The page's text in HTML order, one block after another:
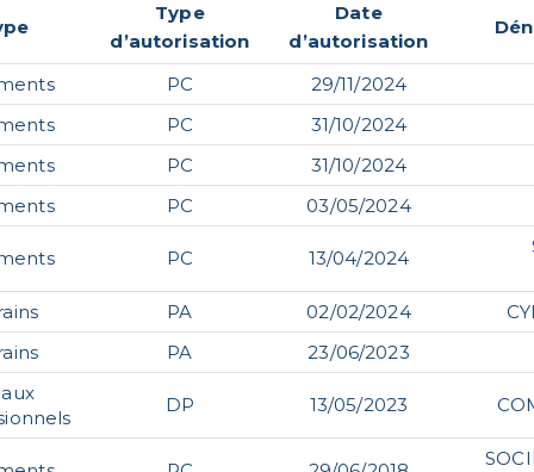
Type
d’autorisation
Date
d’autorisation
PC
29/11/2024
PC
31/10/2024
PC
31/10/2024
PC 03/05/2024
PC 13/04/2024
PA 02/02/2024
PA
23/06/2023
DP 13/05/2023